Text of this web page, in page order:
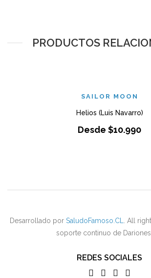
PRODUCTOS
SAILOR MOON
Helios (Luis Navarro)
Desde $10.990
Desarrollado por SaludoFamoso.CL
. All
soporte continuo de
REDES SOCIALES